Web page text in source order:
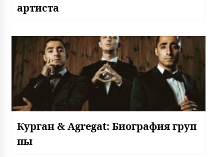
артиста
Курган & Agregat: Биография груп
пы